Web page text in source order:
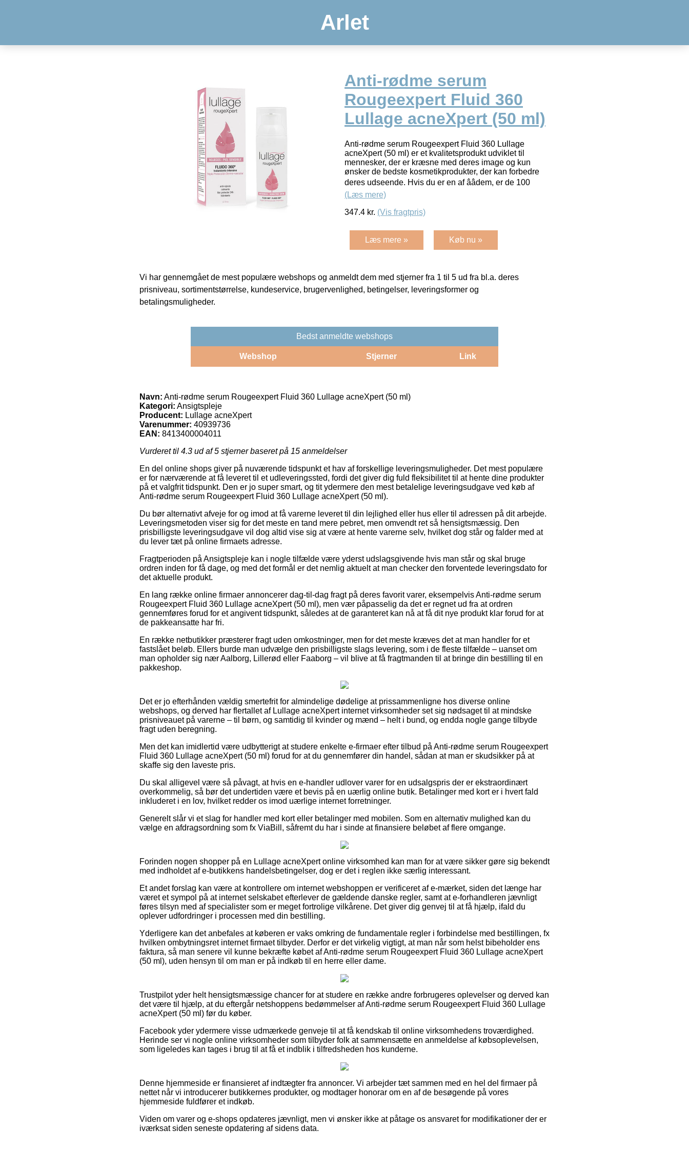
Arlet
Anti-rødme serum
Rougeexpert Fluid 360
Lullage acneXpert (50 ml)
Anti-rødme serum Rougeexpert Fluid 360 Lullage
acneXpert (50 ml) er et kvalitetsprodukt udviklet til
mennesker, der er kræsne med deres image og kun
ønsker de bedste kosmetikprodukter, der kan forbedre
deres udseende. Hvis du er en af ââdem, er de 100
(Læs mere)
347.4 kr. (Vis fragtpris)
Læs mere » Køb nu »
Vi har gennemgået de mest populære webshops og anmeldt dem med stjerner fra 1 til 5 ud fra bl.a. deres
prisniveau, sortimentstørrelse, kundeservice, brugervenlighed, betingelser, leveringsformer og
betalingsmuligheder.
Bedst anmeldte webshops
Webshop Stjerner Link
Navn: Anti-rødme serum Rougeexpert Fluid 360 Lullage acneXpert (50 ml)
Kategori: Ansigtspleje
Producent: Lullage acneXpert
Varenummer: 40939736
EAN: 8413400004011
Vurderet til 4.3 ud af 5 stjerner baseret på 15 anmeldelser
En del online shops giver på nuværende tidspunkt et hav af forskellige leveringsmuligheder. Det mest populære
er for nærværende at få leveret til et udleveringssted, fordi det giver dig fuld fleksibilitet til at hente dine produkter
på et valgfrit tidspunkt. Den er jo super smart, og tit ydermere den mest betalelige leveringsudgave ved køb af
Anti-rødme serum Rougeexpert Fluid 360 Lullage acneXpert (50 ml).
Du bør alternativt afveje for og imod at få varerne leveret til din lejlighed eller hus eller til adressen på dit arbejde.
Leveringsmetoden viser sig for det meste en tand mere pebret, men omvendt ret så hensigtsmæssig. Den
prisbilligste leveringsudgave vil dog altid vise sig at være at hente varerne selv, hvilket dog står og falder med at
du lever tæt på online firmaets adresse.
Fragtperioden på Ansigtspleje kan i nogle tilfælde være yderst udslagsgivende hvis man står og skal bruge
ordren inden for få dage, og med det formål er det nemlig aktuelt at man checker den forventede leveringsdato for
det aktuelle produkt.
En lang række online firmaer annoncerer dag-til-dag fragt på deres favorit varer, eksempelvis Anti-rødme serum
Rougeexpert Fluid 360 Lullage acneXpert (50 ml), men vær påpasselig da det er regnet ud fra at ordren
gennemføres forud for et angivent tidspunkt, således at de garanteret kan nå at få dit nye produkt klar forud for at
de pakkeansatte har fri.
En række netbutikker præsterer fragt uden omkostninger, men for det meste kræves det at man handler for et
fastslået beløb. Ellers burde man udvælge den prisbilligste slags levering, som i de fleste tilfælde – uanset om
man opholder sig nær Aalborg, Lillerød eller Faaborg – vil blive at få fragtmanden til at bringe din bestilling til en
pakkeshop.
Det er jo efterhånden vældig smertefrit for almindelige dødelige at prissammenligne hos diverse online
webshops, og derved har flertallet af Lullage acneXpert internet virksomheder set sig nødsaget til at mindske
prisniveauet på varerne – til børn, og samtidig til kvinder og mænd – helt i bund, og endda nogle gange tilbyde
fragt uden beregning.
Men det kan imidlertid være udbytterigt at studere enkelte e-firmaer efter tilbud på Anti-rødme serum Rougeexpert
Fluid 360 Lullage acneXpert (50 ml) forud for at du gennemfører din handel, sådan at man er skudsikker på at
skaffe sig den laveste pris.
Du skal alligevel være så påvagt, at hvis en e-handler udlover varer for en udsalgspris der er ekstraordinært
overkommelig, så bør det undertiden være et bevis på en uærlig online butik. Betalinger med kort er i hvert fald
inkluderet i en lov, hvilket redder os imod uærlige internet forretninger.
Generelt slår vi et slag for handler med kort eller betalinger med mobilen. Som en alternativ mulighed kan du
vælge en afdragsordning som fx ViaBill, såfremt du har i sinde at finansiere beløbet af flere omgange.
Forinden nogen shopper på en Lullage acneXpert online virksomhed kan man for at være sikker gøre sig bekendt
med indholdet af e-butikkens handelsbetingelser, dog er det i reglen ikke særlig interessant.
Et andet forslag kan være at kontrollere om internet webshoppen er verificeret af e-mærket, siden det længe har
været et sympol på at internet selskabet efterlever de gældende danske regler, samt at e-forhandleren jævnligt
føres tilsyn med af specialister som er meget fortrolige vilkårene. Det giver dig genvej til at få hjælp, ifald du
oplever udfordringer i processen med din bestilling.
Yderligere kan det anbefales at køberen er vaks omkring de fundamentale regler i forbindelse med bestillingen, fx
hvilken ombytningsret internet firmaet tilbyder. Derfor er det virkelig vigtigt, at man når som helst bibeholder ens
faktura, så man senere vil kunne bekræfte købet af Anti-rødme serum Rougeexpert Fluid 360 Lullage acneXpert
(50 ml), uden hensyn til om man er på indkøb til en herre eller dame.
Trustpilot yder helt hensigtsmæssige chancer for at studere en række andre forbrugeres oplevelser og derved kan
det være til hjælp, at du eftergår netshoppens bedømmelser af Anti-rødme serum Rougeexpert Fluid 360 Lullage
acneXpert (50 ml) før du køber.
Facebook yder ydermere visse udmærkede genveje til at få kendskab til online virksomhedens troværdighed.
Herinde ser vi nogle online virksomheder som tilbyder folk at sammensætte en anmeldelse af købsoplevelsen,
som ligeledes kan tages i brug til at få et indblik i tilfredsheden hos kunderne.
Denne hjemmeside er finansieret af indtægter fra annoncer. Vi arbejder tæt sammen med en hel del firmaer på
nettet når vi introducerer butikkernes produkter, og modtager honorar om en af de besøgende på vores
hjemmeside fuldfører et indkøb.
Viden om varer og e-shops opdateres jævnligt, men vi ønsker ikke at påtage os ansvaret for modifikationer der er
iværksat siden seneste opdatering af sidens data.